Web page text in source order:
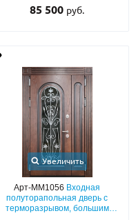
коваными решетками и
85 500 руб.
Увеличить
Арт-ММ1056 Входная
полуторапольная дверь с
терморазрывом, большим